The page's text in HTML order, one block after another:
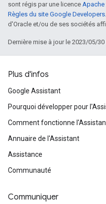
sont régis par une licence Apache
Règles du site Google Developers
d'Oracle et/ou de ses sociétés
Dernière mise à jour le 2023/05/30
Plus d'infos
Google Assistant
Pourquoi développer pour
Comment fonctionne
Annuaire de l'Assistant
Assistance
Communauté
Communiquer